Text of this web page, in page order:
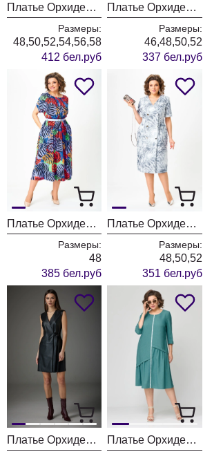
Платье ОрхидеяЛюкс 1705
Размеры:
48,50,52,54,56,58
412 бел.руб
Платье ОрхидеяЛюкс 1703
Размеры:
46,48,50,52
337 бел.руб
Платье ОрхидеяЛюкс 1552
Размеры:
48
385 бел.руб
Платье ОрхидеяЛюкс 1539
Размеры:
48,50,52
351 бел.руб
Платье ОрхидеяЛюкс 1394 Платье ОрхидеяЛюкс 1271-1